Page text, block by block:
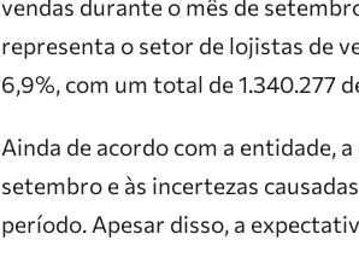
vendas durante o mês de
representa o setor de lojistas de
6,9%, com um total de 1.340.277
Ainda de acordo com a entidade,
setembro e às incertezas
período. Apesar disso, a